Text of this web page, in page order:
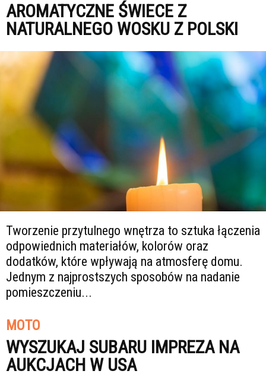
AROMATYCZNE ŚWIECE Z
NATURALNEGO WOSKU Z POLSKI
Tworzenie przytulnego wnętrza to sztuka łączenia
odpowiednich materiałów, kolorów oraz
dodatków, które wpływają na atmosferę domu.
Jednym z najprostszych sposobów na nadanie
pomieszczeniu...
MOTO
WYSZUKAJ SUBARU IMPREZA NA
AUKCJACH W USA